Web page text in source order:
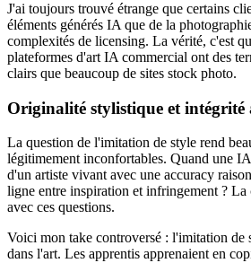
J'ai toujours trouvé étrange que certains
éléments générés IA que de la
complexités de licensing. La vérité, c'est
plateformes d'art IA commercial ont des
clairs que beaucoup de sites stock photo.
Originalité stylistique et intégrité
La question de l'imitation de style rend
légitimement inconfortables. Quand une
d'un artiste vivant avec une accuracy
ligne entre inspiration et infringement ? La
avec ces questions.
Voici mon take controversé : l'imitation de
dans l'art. Les apprentis apprenaient en